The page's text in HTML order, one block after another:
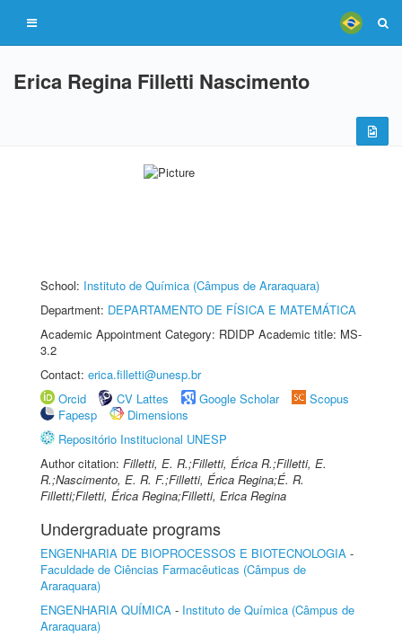
Erica Regina Filletti Nascimento
School: Instituto de Química (Câmpus de Araraquara)
Department: DEPARTAMENTO DE FÍSICA E MATEMÁTICA
Academic Appointment Category: RDIDP Academic title: MS-
3.2
Contact: erica.filletti@unesp.br
Orcid
CV Lattes Google Scholar
Scopus
Fapesp
Dimensions
Repositório Institucional UNESP
Author citation: Filletti, E. R.;Filletti, Érica R.;Filletti, E.
R.;Nascimento, E. R. F.;Filletti, Érica Regina;É. R.
Filletti;Filetti, Érica Regina;Filletti, Erica Regina
Undergraduate programs
ENGENHARIA DE BIOPROCESSOS E BIOTECNOLOGIA -
Faculdade de Ciências Farmacêuticas (Câmpus de
Araraquara)
ENGENHARIA QUÍMICA - Instituto de Química (Câmpus de
Araraquara)